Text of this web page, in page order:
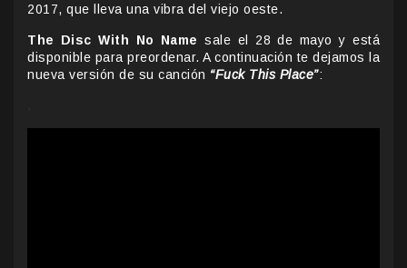
2017, que lleva una vibra del viejo oeste.
The Disc With No Name sale el 28 de mayo y está
disponible para preordenar. A continuación te dejamos la
nueva versión de su canción “Fuck This Place”: